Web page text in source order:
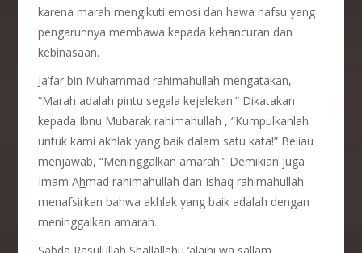
karena marah mengikuti emosi dan hawa nafsu yang
pengaruhnya membawa kepada kehancuran dan
kebinasaan.
Ja’far bin Muhammad rahimahullah mengatakan,
“Marah adalah pintu segala kejelekan.” Dikatakan
kepada Ibnu Mubarak rahimahullah , “Kumpulkanlah
untuk kami akhlak yang baik dalam satu kata!” Beliau
menjawab, “Meninggalkan amarah.” Demikian juga
Imam Ahmad rahimahullah dan Ishaq rahimahullah
menafsirkan bahwa akhlak yang baik adalah dengan
meninggalkan amarah.